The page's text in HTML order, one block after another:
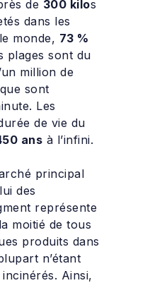
de 300 kilos
dans les
monde, 73 %
plages sont du
million de
sont
Les
de vie du
ans à l’infini.
principal
des
représente
moitié de tous
produits dans
n’étant
Ainsi,